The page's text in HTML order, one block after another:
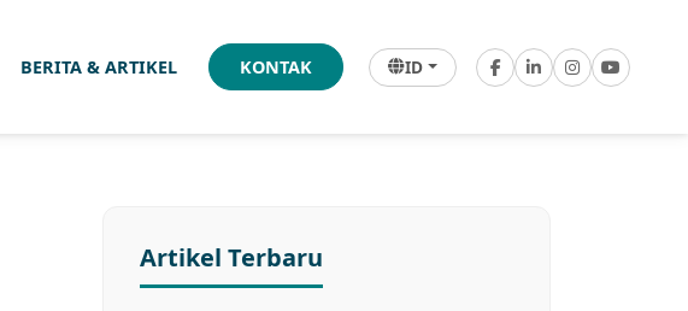
BERITA & ARTIKEL KONTAK ID
Artikel Terbaru